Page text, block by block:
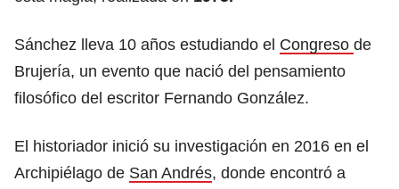
Sánchez lleva 10 años estudiando el Congreso de
Brujería, un evento que nació del pensamiento
filosófico del escritor Fernando González.
El historiador inició su investigación en 2016 en el
Archipiélago de San Andrés, donde encontró a